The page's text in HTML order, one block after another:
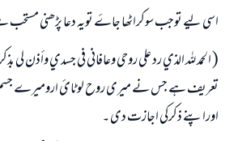
اسی لیے توجب سوکراٹھا جاۓ تویہ دعا پڑھنی
( الحمد لله الذي رد علي روحي وعافاني في جسدي وأذن لي
تعریف ہے جس نے میری روح لوٹائ ارومیرے جسم
اوراپنے ذکرکی اجازت دی ۔